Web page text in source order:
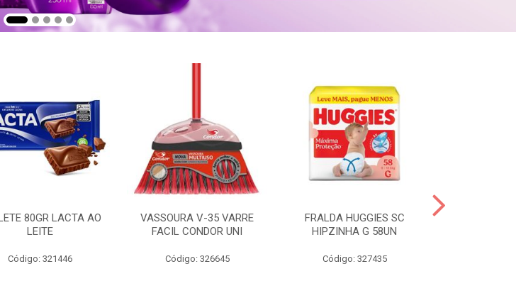
80GR LACTA AO
LEITE
Código: 321446
VASSOURA V-35 VARRE
FACIL CONDOR UNI
Código: 326645
FRALDA HUGGIES SC
HIPZINHA G 58UN
Código: 327435